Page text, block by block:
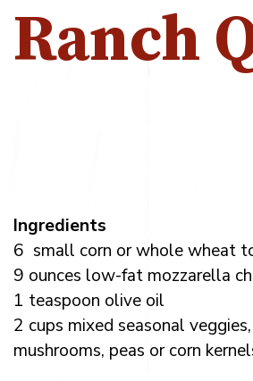
Ranch
Ingredients
6 small corn or whole wheat
9 ounces low-fat mozzarella
1 teaspoon olive oil
2 cups mixed seasonal
mushrooms, peas or corn